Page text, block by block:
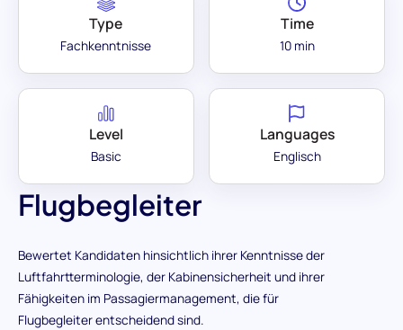
Flugbegleiter
Bewertet Kandidaten hinsichtlich ihrer Kenntnisse der
Luftfahrtterminologie, der Kabinensicherheit und ihrer
Fähigkeiten im Passagiermanagement, die für
Flugbegleiter entscheidend sind.
Type
Fachkenntnisse
Time
10 min
Level
Basic
Languages
Englisch